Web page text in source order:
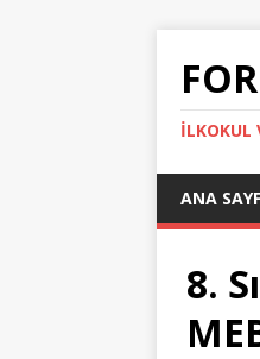
İLKOKUL
ANA
8.